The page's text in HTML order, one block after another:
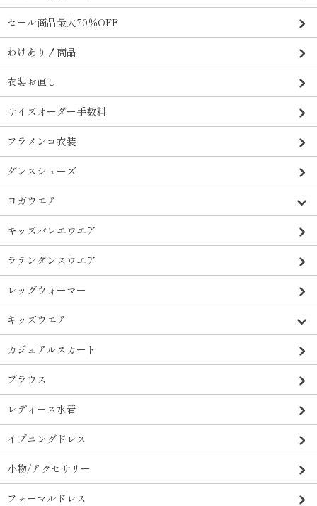
セール商品最大70％OFF
わけあり！商品
衣装お直し
サイズオーダー手数料
フラメンコ衣装
ダンスシューズ
ヨガウエア
キッズバレエウエア
ラテンダンスウエア
レッグウォーマー
キッズウエア
カジュアルスカート
ブラウス
レディース水着
イブニングドレス
小物/アクセサリー
フォーマルドレス